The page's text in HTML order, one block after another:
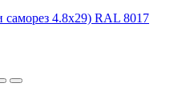
саморез 4.8х29) RAL 8017